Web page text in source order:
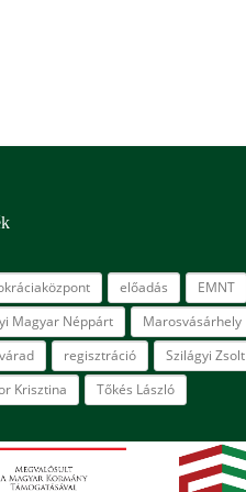
előadás
EMNT
Magyar Néppárt
Marosvásárhely
regisztráció
Szilágyi Zsolt
Krisztina
Tőkés László